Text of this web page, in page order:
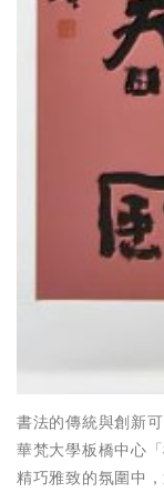
書法的傳統與創新
華梵大學板橋中心
精巧雅致的氛圍中